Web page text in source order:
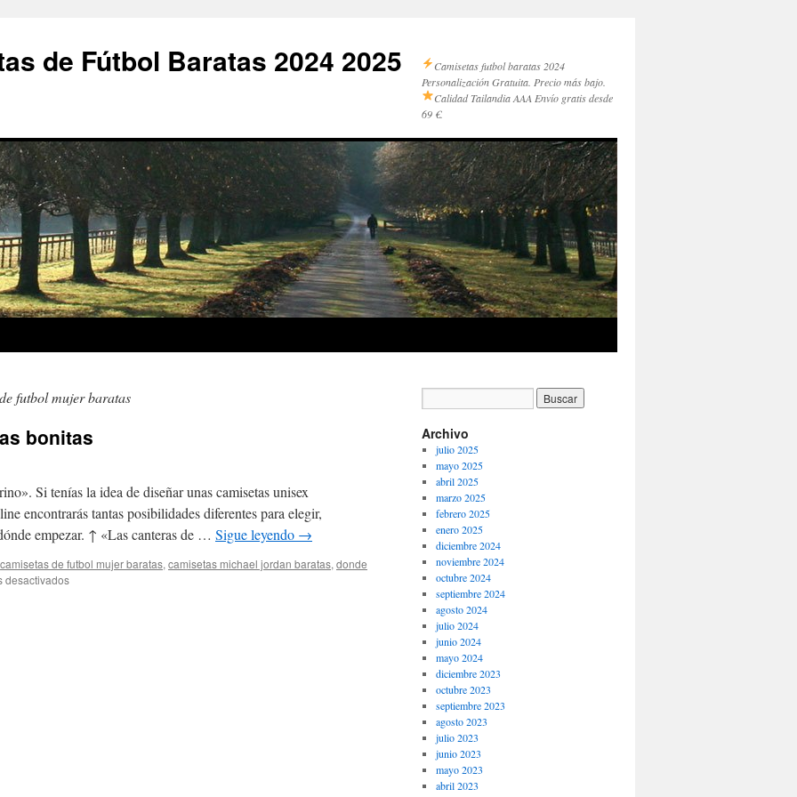
de Fútbol Baratas 2024 2025
Camisetas futbol baratas 2024
Personalización Gratuita. Precio más bajo.
Calidad Tailandia AAA Envío gratis desde
69 €.
futbol mujer baratas
bonitas
Si tenías la idea de diseñar unas camisetas unisex
encontrarás tantas posibilidades diferentes para elegir,
empezar. ↑ «Las canteras de … Sigue leyendo →
camisetas de futbol mujer baratas, camisetas michael jordan baratas, donde
desactivadosen
Archivo
julio 2025
mayo 2025
abril 2025
marzo 2025
febrero 2025
enero 2025
diciembre 2024
noviembre 2024
octubre 2024
septiembre 2024
agosto 2024
julio 2024
junio 2024
mayo 2024
diciembre 2023
octubre 2023
septiembre 2023
agosto 2023
julio 2023
junio 2023
mayo 2023
abril 2023